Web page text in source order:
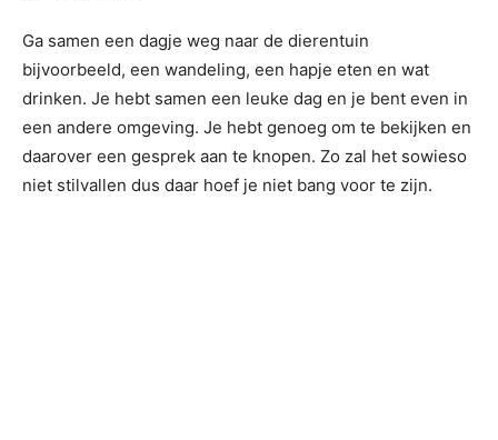
Ga samen een dagje weg naar de dierentuin
bijvoorbeeld, een wandeling, een hapje eten en wat
drinken. Je hebt samen een leuke dag en je bent even in
een andere omgeving. Je hebt genoeg om te bekijken en
daarover een gesprek aan te knopen. Zo zal het sowieso
niet stilvallen dus daar hoef je niet bang voor te zijn.